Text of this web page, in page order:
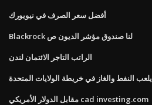
أفضل سعر الصرف في نيويورك
Blackrock لنا صندوق مؤشر الديون ص
الراتب التاجر الائتمان لندن
يلعب النفط والغاز في خريطة الولايات المتحدة
مقابل الدولار الأمريكي cad investing.com